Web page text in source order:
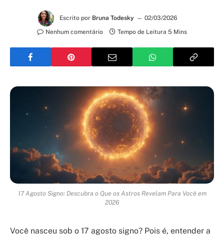
Escrito por Bruna Todesky
02/03/2026
Nenhum comentário
Tempo de Leitura 5 Mins
17 Agosto Signo: Descubra o Que os Astros Revelam Para Você em
2026
Você nasceu sob o 17 agosto signo? Pois é, entender a